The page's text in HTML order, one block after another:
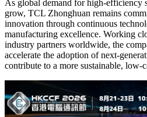
manufacturing, the company has
innovation ecosystem that accelerates
and performance improvement.
TCL Zhonghuan possesses one of the
comprehensive BC intellectual
the world's first commercial-scale
the company has continued to
securing more than 1,600 globally
crystal growth, cell structures,
packaging technologies.